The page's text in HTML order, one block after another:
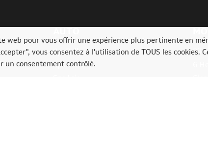
SpaRally
SpaItalia
web pour vous offrir une expérience plus pertinente en
vous consentez à l'utilisation de TOUS les cookies.
un consentement contrôlé.